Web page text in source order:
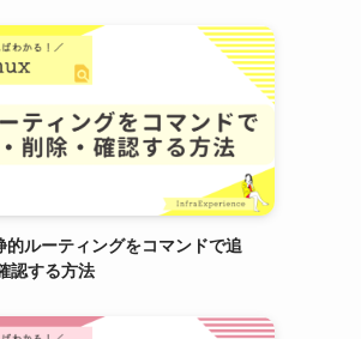
的ルーティングをコマンドで追
認する方法